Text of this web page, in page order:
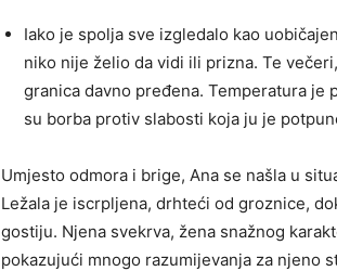
Iako je spolja sve izgledalo kao
niko nije želio da vidi ili prizna. Te
granica davno pređena. Temperatura je
su borba protiv slabosti koja ju je
Umjesto odmora i brige, Ana se našla u
Ležala je iscrpljena, drhteći od groznice,
gostiju. Njena svekrva, žena snažnog
pokazujući mnogo razumijevanja za njeno